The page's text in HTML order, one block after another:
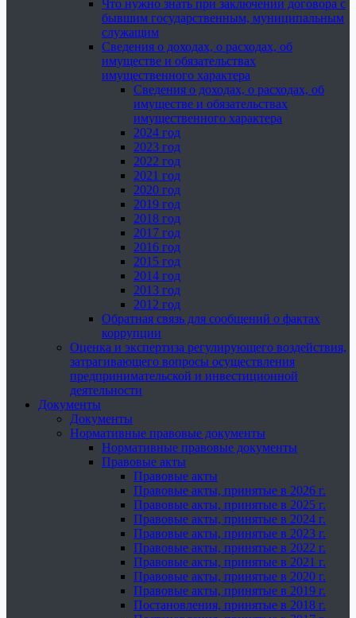
Что нужно знать при заключении договора с
бывшим государственным, муниципальным
служащим
Сведения о доходах, о расходах, об
имуществе и обязательствах
имущественного характера
Сведения о доходах, о расходах, об
имуществе и обязательствах
имущественного характера
2024 год
2023 год
2022 год
2021 год
2020 год
2019 год
2018 год
2017 год
2016 год
2015 год
2014 год
2013 год
2012 год
Обратная связь для сообщений о фактах
коррупции
Оценка и экспертиза регулирующего воздействия,
затрагивающего вопросы осуществления
предпринимательской и инвестиционной
деятельности
Документы
Документы
Нормативные правовые документы
Нормативные правовые документы
Правовые акты
Правовые акты
Правовые акты, принятые в 2026 г.
Правовые акты, принятые в 2025 г.
Правовые акты, принятые в 2024 г.
Правовые акты, принятые в 2023 г.
Правовые акты, принятые в 2022 г.
Правовые акты, принятые в 2021 г.
Правовые акты, принятые в 2020 г.
Правовые акты, принятые в 2019 г.
Постановления, принятые в 2018 г.